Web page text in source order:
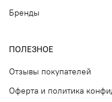
Бренды
ПОЛЕЗНОЕ
Отзывы покупателей
Оферта и политика